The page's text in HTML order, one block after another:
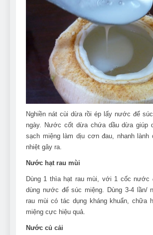
Nghiền nát cùi dừa rồi ép lấy nước để
ngày. Nước cốt dừa chứa dầu dừa giúp
sạch miệng làm dịu cơn đau, nhanh lành
nhiệt gây ra.
Nước hạt rau mùi
Dùng 1 thìa hạt rau mùi, với 1 cốc nước
dùng nước để súc miệng. Dùng 3-4 lần/
rau mùi có tác dụng kháng khuẩn, chữa
miệng cực hiệu quả.
Nước củ cải